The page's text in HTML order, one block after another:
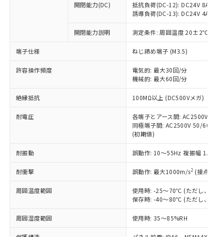
開閉能力(DC)
抵抗負荷(DC-12): DC24V 8A/
誘導負荷(DC-13): DC24V 4A/
開閉能力説明 測定条件: 周囲温度 20±2℃、
端子仕様 ねじ締め端子 (M3.5)
許容操作頻度
電気的: 最大30回/分
機械的: 最大60回/分
絶縁抵抗 100MΩ以上 (DC500Vメガ)
耐電圧
各端子とアース間: AC2500V
同極端子間: AC2500V 50/
(初期値)
耐振動 誤動作: 10～55Hz 複振幅
耐衝撃 誤動作: 最大1000m/s2 (接点
周囲温度範囲
使用時: -25～70℃ (ただし、氷
保存時: -40～80℃ (ただし、氷
周囲湿度範囲 使用時: 35～85%RH
以下の条件をお読みいただき、同意のうえ
ご利用ください。
本サービスは、当社制御機器事業取扱
商品の当社在庫状況および標準価格
(税抜)を提供させていただくもので
当社制御機器事業取扱商品の中には、
本サービスの対象外となる商品もある
ことをご了承ください。
在庫状況および標準価格照会結果は、
記載している更新日時点での社内デー
タに基づき作成されるものであり、閲
覧された時点での実際の在庫および標
準価格とは異なる場合があることをご
正式な納期状況および標準価格はお客
様のお取引先、またはお客様担当のオ
ムロン制御機器販売店・当社販売員に
オムロン制御機器販売店や当社販売拠
対応予定なし：EU RoHS指令（10物質）の
非含有に非対応の商品で、対応品を出す予
調査・確認中：EU RoHS指令（10物質）の
非含有の対応状況を調査中または確認中の
商品です。
非該当品：ライセンス料など無形物で、有
害物質有無と関係のない商品です。
仕入先様の事情により、非含有部品として
いたものが、含有品と判明した場合などや
むを得ず変更することがあります。
鉛(Pb) 1000ppm以下、 水銀(Hg) 1000ppm以下、 カド
六価クロム(Cr(Ⅵ)) 1000ppm以下、ポリ臭化ビフェニル
類(PBB) 1000ppm以下、ポリ臭化ジフェニルエーテル類
ルベンジル（BBP） 1000ppm以下、フタル酸ジブチル
（DBP） 1000ppm以下、フタル酸ジイソブチル
但し、RoHS指令で産業用監視および制御機器に対する
適用除外項目は除く。
フタル酸エステル類の４物質については閾値を超える意
「○」：最大均質材料含有率が中国RoHSの
基準値以下であることを示します。
「×」：最大均質材料含有率が中国RoHSの
基準値を超えていることを示します。
「－」：未確認です。当社販売部門へお問
*中国RoHS10物質の基準値 (GB/T26572)：
Pb(鉛) :1000ppm、 Hg(水銀) : 1000ppm、 Cd(カドミウ
Cr(Ⅵ)(六価クロム) : 1000ppm、 PBBs(ポリ臭化ビフェ
ニル類) : 1000ppm、 PBDEs(ポリ臭化ジフェニルエーテ
ル類) : 1000ppm、
DBP(フタル酸ジブチル) : 1000ppm、 DIBP(フタル酸ジ
イソブチル) : 1000ppm、 BBP(フタル酸ブチルベンジ
DEHP(フタル酸ビス(2-エチルヘキシル)) : 1000ppm
当社は、これら貴社製品のうち、外国
為替および外国貿易法に定める商品
（以下｢規制貨物等」という）を輸出
または国外への提供する場合は、日本
国政府の輸出許可(または役務取引許
可)を取得するなどの必要な手続きを
当社は規制貨物を破棄する場合は、完
全に破砕するなど、違法に輸出されな
いよう必要な手段を講じます。
当社は貴社製品を、核兵器、ミサイ
ル、化学兵器、生物兵器またはその他
武器並びにこれらの製造装置等に一切
一定数以上の在庫あり
一定数には満たないが在庫あり
在庫なし(最新の在庫状況につ